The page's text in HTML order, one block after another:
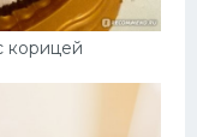
корицей